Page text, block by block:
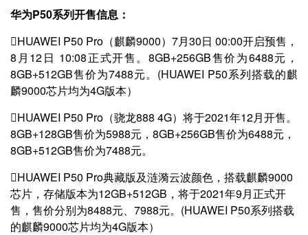
华为P50系列开售信息：
HUAWEI P50 Pro（麒麟9000）7月30日 00:00开启预售，
8月12日 10:08正式开售。8GB+256GB售价为6488元，
8GB+512GB售价为7488元。(HUAWEI P50系列搭载的麒
麟9000芯片均为4G版本）
HUAWEI P50 Pro（骁龙888 4G）将于2021年12月开售。
8GB+128GB售价为5988元，8GB+256GB售价为6488元，
8GB+512GB售价为7488元。
HUAWEI P50 Pro典藏版及涟漪云波颜色，搭载麒麟9000
芯片，存储版本为12GB+512GB，将于2021年9月正式开
售，售价分别为8488元、7988元。(HUAWEI P50系列搭载
的麒麟9000芯片均为4G版本）